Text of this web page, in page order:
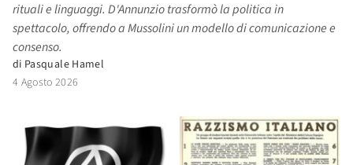
rituali e linguaggi. D'Annunzio trasformò la politica in
spettacolo, offrendo a Mussolini un modello di comunicazione e
consenso.
di Pasquale Hamel
4 Agosto 2026